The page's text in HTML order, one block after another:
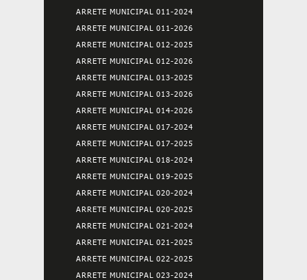
ARRETE MUNICIPAL 011-2024
ARRETE MUNICIPAL 011-2026
ARRETE MUNICIPAL 012-2025
ARRETE MUNICIPAL 012-2026
ARRETE MUNICIPAL 013-2025
ARRETE MUNICIPAL 013-2026
ARRETE MUNICIPAL 014-2026
ARRETE MUNICIPAL 017-2024
ARRETE MUNICIPAL 017-2025
ARRETE MUNICIPAL 018-2024
ARRETE MUNICIPAL 019-2025
ARRETE MUNICIPAL 020-2024
ARRETE MUNICIPAL 020-2025
ARRETE MUNICIPAL 021-2024
ARRETE MUNICIPAL 021-2025
ARRETE MUNICIPAL 022-2025
ARRETE MUNICIPAL 023-2024